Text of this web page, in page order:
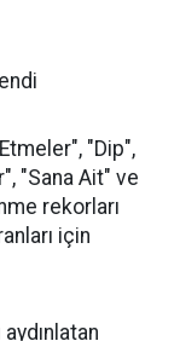
"Dip",
"Sana Ait" ve
rekorları
için